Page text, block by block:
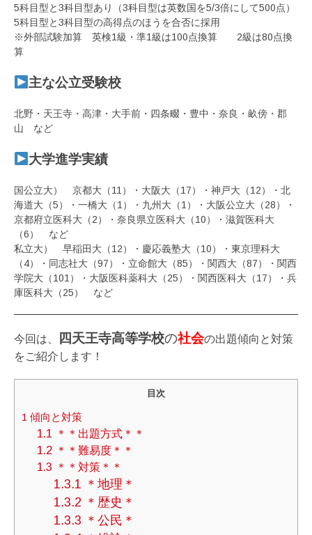
5科目型と3科目型あり（3科目型は英数国を5/3倍にして500点）
5科目型と3科目型の高得点のほうを合否に採用
※外部試験加算 英検1級・準1級は100点換算 2級は80点換
算
主な公立受験校
北野・天王寺・高津・大手前・四条畷・豊中・奈良・畝傍・郡
山 など
大学進学実績
国公立大） 京都大（11）・大阪大（17）・神戸大（12）・北
海道大（5）・一橋大（1）・九州大（1）・大阪公立大（28）・
京都府立医科大（2）・奈良県立医科大（10）・滋賀医科大
（6） など
私立大） 早稲田大（12）・慶応義塾大（10）・東京理科大
（4）・同志社大（97）・立命館大（85）・関西大（87）・関西
学院大（101）・大阪医科薬科大（25）・関西医科大（17）・兵
庫医科大（25） など
今回は、 四天王寺高等学校の社会の出題傾向と対策
をご紹介します！
目次
1 傾向と対策
1.1 ＊＊出題方式＊＊
1.2 ＊＊難易度＊＊
1.3 ＊＊対策＊＊
1.3.1 ＊地理＊
1.3.2 ＊歴史＊
1.3.3 ＊公民＊